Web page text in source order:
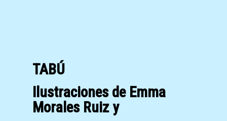
TABÚ
Ilustraciones de Emma
Morales Ruiz y